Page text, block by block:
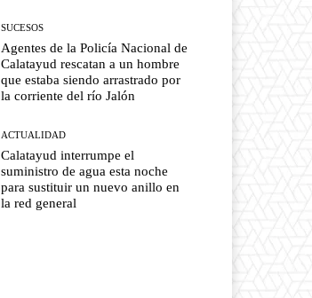
SUCESOS
Agentes de la Policía Nacional de
Calatayud rescatan a un hombre
que estaba siendo arrastrado por
la corriente del río Jalón
ACTUALIDAD
Calatayud interrumpe el
suministro de agua esta noche
para sustituir un nuevo anillo en
la red general